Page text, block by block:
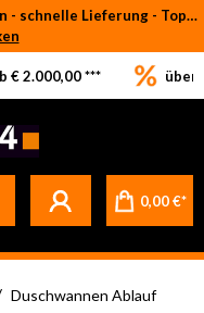
neu: ESS Easy Drain DrainFit Duschrinnen - schnelle Lieferung - Top-Preise
€ 2.000,00 *** über
0,00 €*
Duschwannen Ablauf